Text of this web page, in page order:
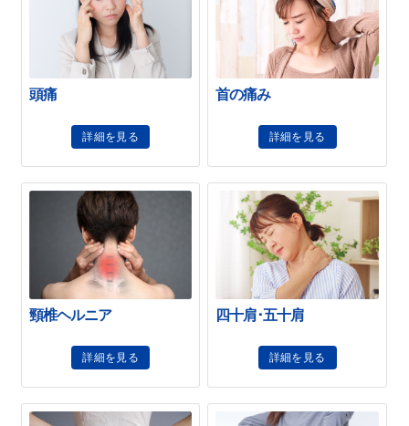
頭痛
詳細を見る
首の痛み
詳細を見る
頸椎ヘルニア
詳細を見る
四十肩･五十肩
詳細を見る